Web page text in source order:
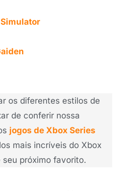
os diferentes estilos de
de conferir nossa
jogos de Xbox Series
mais incríveis do Xbox
próximo favorito.